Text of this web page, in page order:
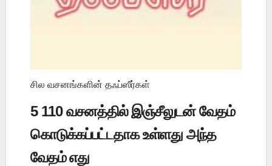
சில வசனங்களின் தஃப்ஸீர்கள்
5 110 வசனத்தில் இஞ்சீலுடன் வேதம்
கொடுக்கப்பட்டதாக உள்ளது அந்த
வேதம் எது